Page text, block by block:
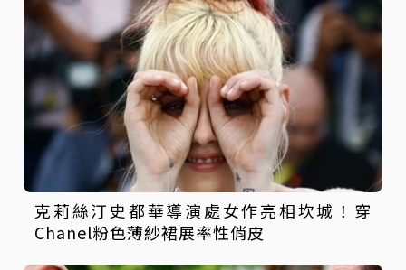
克莉絲汀史都華導演處女作亮相坎城！穿
Chanel粉色薄紗裙展率性俏皮